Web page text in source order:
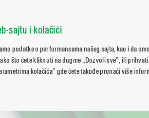
sajtu i kolačići
podatke o performansama našeg sajta, kao i da
što ćete kliknuti na dugme „Dozvoli sve”, ili
kolačića” gde ćete takođe pronaći više